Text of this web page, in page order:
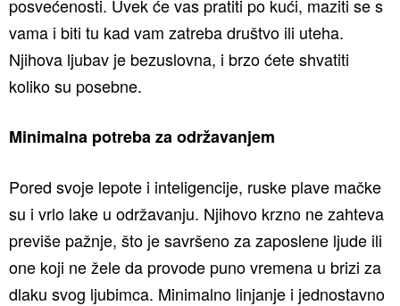
posvećenosti. Uvek će vas pratiti po kući, maziti se s
vama i biti tu kad vam zatreba društvo ili uteha.
Njihova ljubav je bezuslovna, i brzo ćete shvatiti
koliko su posebne.
Minimalna potreba za održavanjem
Pored svoje lepote i inteligencije, ruske plave mačke
su i vrlo lake u održavanju. Njihovo krzno ne zahteva
previše pažnje, što je savršeno za zaposlene ljude ili
one koji ne žele da provode puno vremena u brizi za
dlaku svog ljubimca. Minimalno linjanje i jednostavno